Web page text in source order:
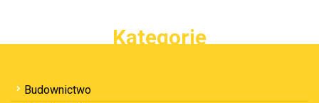
Kategorie
Budownictwo